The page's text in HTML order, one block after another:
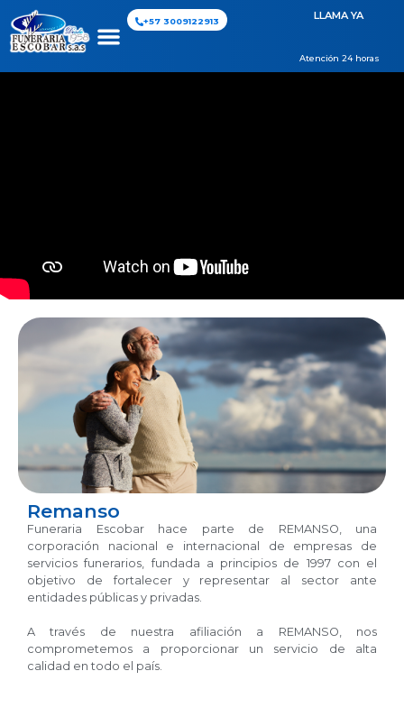
Atención 24 horas
LLAMA YA
+57 3009122913
Remanso
Funeraria Escobar hace parte de REMANSO, una
corporación nacional e internacional de empresas de
servicios funerarios, fundada a principios de 1997 con el
objetivo de fortalecer y representar al sector ante
entidades públicas y privadas.
A través de nuestra afiliación a REMANSO, nos
comprometemos a proporcionar un servicio de alta
calidad en todo el país.